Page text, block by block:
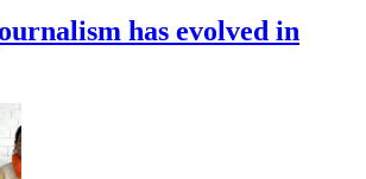
has evolved in